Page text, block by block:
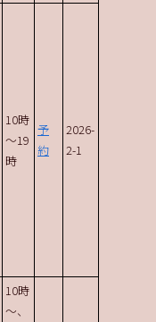
10時
～19
時
予
約
2026-
2-1
10時
～、